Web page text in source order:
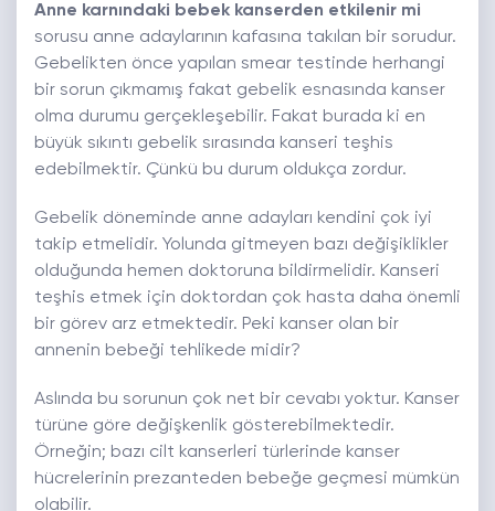
Anne karnındaki bebek kanserden etkilenir mi
sorusu anne adaylarının kafasına takılan bir sorudur.
Gebelikten önce yapılan smear testinde herhangi
bir sorun çıkmamış fakat gebelik esnasında kanser
olma durumu gerçekleşebilir. Fakat burada ki en
büyük sıkıntı gebelik sırasında kanseri teşhis
edebilmektir. Çünkü bu durum oldukça zordur.
Gebelik döneminde anne adayları kendini çok iyi
takip etmelidir. Yolunda gitmeyen bazı değişiklikler
olduğunda hemen doktoruna bildirmelidir. Kanseri
teşhis etmek için doktordan çok hasta daha önemli
bir görev arz etmektedir. Peki kanser olan bir
annenin bebeği tehlikede midir?
Aslında bu sorunun çok net bir cevabı yoktur. Kanser
türüne göre değişkenlik gösterebilmektedir.
Örneğin; bazı cilt kanserleri türlerinde kanser
hücrelerinin prezanteden bebeğe geçmesi mümkün
olabilir.